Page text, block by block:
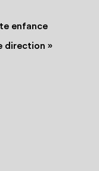
enfance
direction »